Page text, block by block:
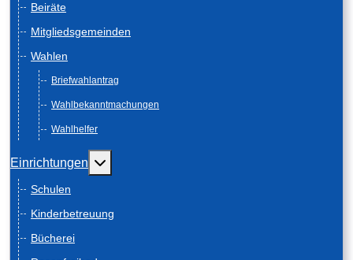
Beiräte
Mitgliedsgemeinden
Wahlen
Briefwahlantrag
Wahlbekanntmachungen
Wahlhelfer
Einrichtungen Weitere Informationen: Einrichtungen
Schulen
Kinderbetreuung
Bücherei